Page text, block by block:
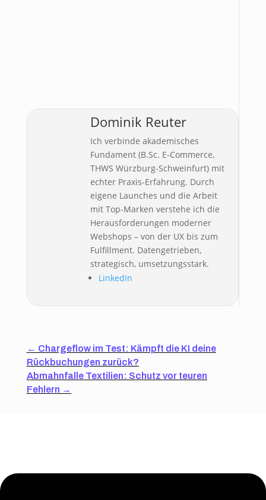
Dominik Reuter
Ich verbinde akademisches
Fundament (B.Sc. E-Commerce,
THWS Würzburg-Schweinfurt) mit
echter Praxis-Erfahrung. Durch
eigene Launches und die Arbeit
mit Top-Marken verstehe ich die
Herausforderungen moderner
Webshops – von der UX bis zum
Fulfillment. Datengetrieben,
strategisch, umsetzungsstark.
LinkedIn
← Chargeflow im Test: Kämpft die KI deine
Rückbuchungen zurück?
Abmahnfalle Textilien: Schutz vor teuren
Fehlern →